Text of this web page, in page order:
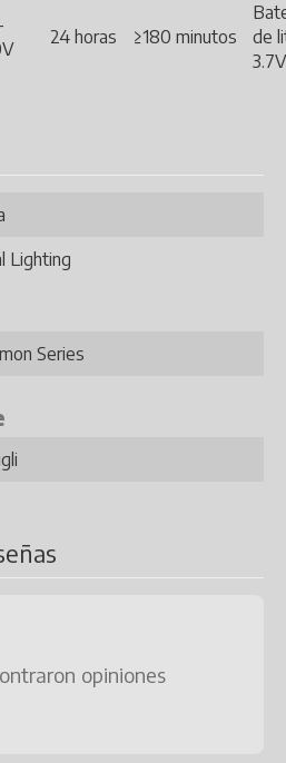
24 horas ≥180 minutos
de
3.7V
Lighting
Series
opiniones